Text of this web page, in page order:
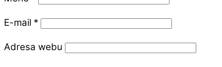
E-mail *
Adresa webu